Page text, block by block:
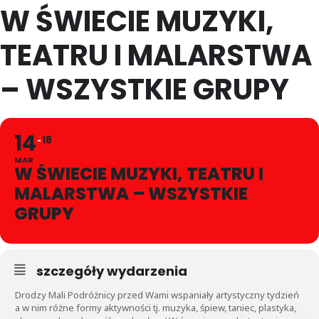
W ŚWIECIE MUZYKI,
TEATRU I MALARSTWA
– WSZYSTKIE GRUPY
14
MAR
18
W ŚWIECIE MUZYKI, TEATRU I
MALARSTWA – WSZYSTKIE
GRUPY
szczegóły wydarzenia
Drodzy Mali Podróżnicy przed Wami wspaniały artystyczny tydzień
a w nim różne formy aktywności tj. muzyka, śpiew, taniec, plastyka,